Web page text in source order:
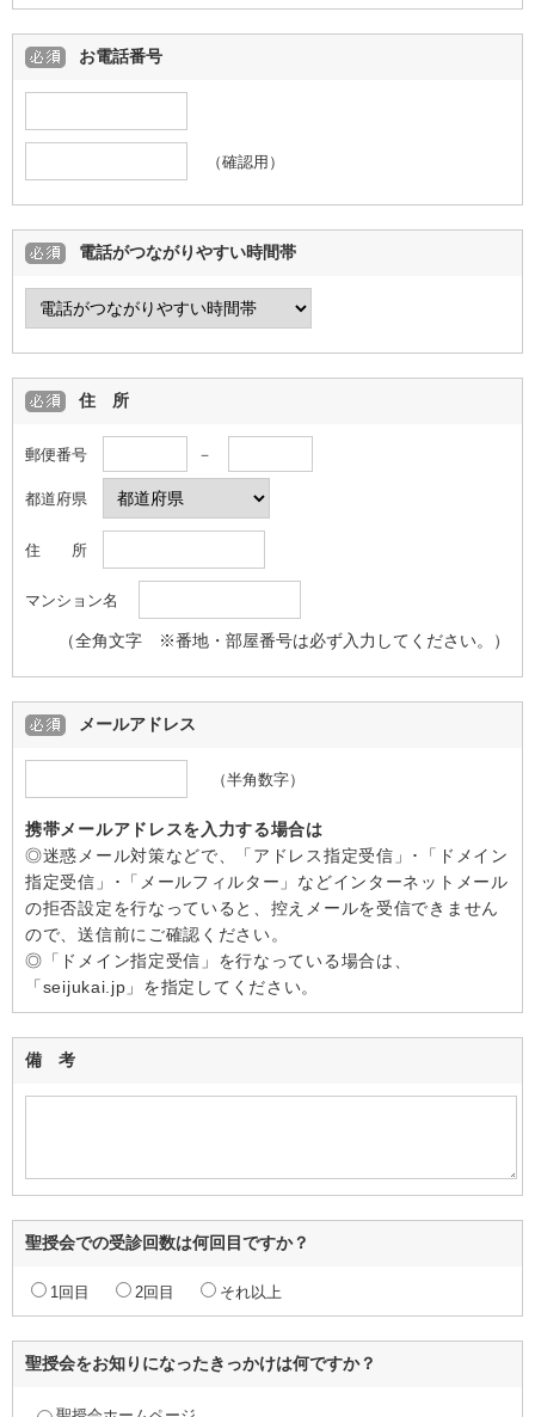
お電話番号
（確認用）
電話がつながりやすい時間帯
住 所
郵便番号 －
都道府県
住 所
マンション名
（全角文字 ※番地・部屋番号は必ず入力してください。）
メールアドレス
（半角数字）
携帯メールアドレスを入力する場合は
◎迷惑メール対策などで、「アドレス指定受信」･「ドメイン
指定受信」･「メールフィルター」などインターネットメール
の拒否設定を行なっていると、控えメールを受信できません
ので、送信前にご確認ください。
◎「ドメイン指定受信」を行なっている場合は、
「seijukai.jp」を指定してください。
備 考
聖授会での受診回数は何回目ですか？
1回目 2回目 それ以上
聖授会をお知りになったきっかけは何ですか？